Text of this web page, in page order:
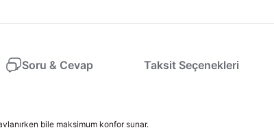
Soru & Cevap Taksit Seçenekleri
bile maksimum konfor sunar.